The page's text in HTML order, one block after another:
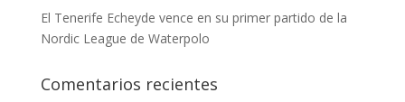
El Tenerife Echeyde vence en su primer partido de la
Nordic League de Waterpolo
Comentarios recientes